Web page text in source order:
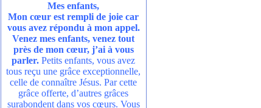
Mes enfants,
Mon cœur est rempli de joie car
vous avez répondu à mon appel.
Venez mes enfants, venez tout
près de mon cœur, j’ai à vous
parler. Petits enfants, vous avez
tous reçu une grâce exceptionnelle,
celle de connaître Jésus. Par cette
grâce offerte, d’autres grâces
surabondent dans vos cœurs. Vous